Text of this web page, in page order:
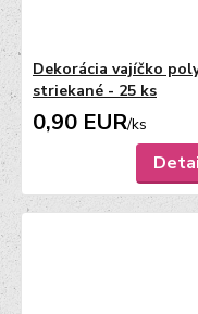
Dekorácia vajíčko
striekané - 25 ks
0,90 EUR/ks